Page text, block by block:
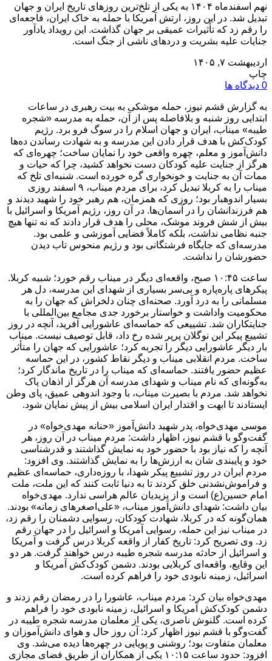
نهم اسفندماه ۱۴۰۴ به یکی از تلخ‌ترین روزهای تاریخ ایران و جهان
تبدیل شد. در این روز، ارتش آمریکا با حمله به خاک ایران، فاجعه‌ای
را رقم زد که تأثیرات عمیقی بر جهان گذاشت. این رویداد یادآور
جنایات علیه بشریت و دردهای ناشی از جنگ است.
اردیبهشت ۷, ۱۴۰۵
چاپ
0 دیدگاه ها
به گزارش قشم نیوز، حمله موشکی به بیت رهبری در ساعات
ابتدایی روز شنبه و بلافاصله پس از آن، حمله به مدرسه «شجره
طیبه» میناب، ایران و جهان اسلام را در سوگ فرو برد. رژیم
کودک‌کش با هدف قرار دادن این مدرسه و به شهادت رساندن ده‌ها
دانش‌آموز و معلم، چهره واقعی خود را نمایان ساخت؛ چهره‌ای که
هرگز از جنایت علیه کودکان دست نخواهد کشید، چرا که حیات و
ممات آن به جنایت و خونخواری گره خورده است. شنبه‌ای تلخ که
میناب را به کربلا تبدیل کرد، برای مردم میناب، ۹ اسفند روزی
بسیار اندوهبار بود؛ روزی که همزمان، هم رهبر خود را شهید دیدند و
هم فرزندانشان را در آسمان‌ها. در آن روز، رژیم آمریکا و اسرائیل با
بیش از شش فروند موشک، محلی را هدف قرار دادند که نه تنها هیچ
جنبه نظامی نداشت، بلکه کاملاً فضایی آموزشی و علمی بود.
مدرسه‌ای که جایگاه فرشتگانی بود و رژیم منحوس تاب دیدن
حضورشان را نداشت.
ساعت ۱۰:۴۵ صبح، واقعه‌ای دیگر در میناب رقم خورد؛ شبیه کربلا.
پیکرهای پاره‌پاره و بی‌سر بسیاری از شهدای این مدرسه، دل هر
مسلمانی را به درد آورد. صحنه‌ای چنان دلخراش که جهان را به
محکومیت واداشت و خواستار برخورد جدی مجامع بین‌المللی با
جنایتکاران شد. تشییعی که حماسه‌ای عاشورایی آفرید، آنچه در روز
تشییع پیکر این نوگلان پرپر شده رخ داد، قابل توصیف نیست. میناب
بار دیگر عاشورایی دیگر را تجربه کرد؛ عاشورایی که جهان را متأثر
ساخت. مردم انقلابی میناب و دیگر نقاط کشور، در این حماسه
عظیم حضور یافتند. حماسه‌ای که میناب را در تاریخ ماندگار کرد؛
به‌گونه‌ای که نام میناب و شهدای مدرسه آن هرگز از اذهان پاک
نخواهد شد. مردم با بصیرت میناب، با وجود اندوهی عمیق، پای وطن
ایستادند تا ابهت و اقتدار ایران اسلامی بیش از پیش نمایان شود.
موسی مهدی‌خواه، پدر شهید دانش‌آموز «حنانه مهدی‌خواه» در
گفت‌وگو با قشم نیوز، اظهار داشت: مردم میناب در آن روز، هر
آنچه را که نیاز بود با حضور خود به نمایش گذاشتند و قدرشناسی
خود و پایبندی شان به ارزش‌ها را به نمایش گذاشتند. وی افزود:
مردم ایران در روز تشییع پیکر شهدا، با روزه‌داری، حماسه‌ای عظیم
و فراموش‌نشدنی خلق کردند تا به دنیا ثابت کنند که این ملت، ملت
امام حسین(ع) است و از یزیدیان عالم هراسی ندارد. مهدی‌خواه
بیان داشت: شهدای دانش‌آموز میناب، «علی‌اصغرهای زمانه» بودند.
همان‌گونه که در کربلا، شهادت کودکان، رسوایی دشمنان را رقم زد،
در میناب نیز این حمله، رسوایی آمریکا و اسرائیل را در جهان رقم
زد. وی تصریح کرد: تاریخ کفار از واقعه کربلا درس گرفت و آمریکا
و اسرائیل از حادثه مدرسه شجره طیبه درس خواهند گرفت. هر دو
این وقایع، واقعه‌ای کربلایی بودند. دشمن کودک‌کش آمریکا و
اسرائیل، زمینه نابودی خود را فراهم کرده است.
مهدی‌خواه بیان کرد: مردم میناب، عاشورا را در رمضان رقم زدند و
دشمن کودک‌کش آمریکا و اسرائیل، زمینه نابودی خود را فراهم
کرده است. گلنوش ناصری، یکی از معلمان مدرسه شجره طیبه در
گفت‌وگو با قشم نیوز اظهار کرد: آن روز حال و هوای دانش‌آموزان و
معلمان متفاوت بود؛ روشنی و پویایی در چهره‌ها دیده می‌شد. وی
افزود: حدود ساعت ۱۰:۱۵ یکی از همکاران از طریق فضای مجازی